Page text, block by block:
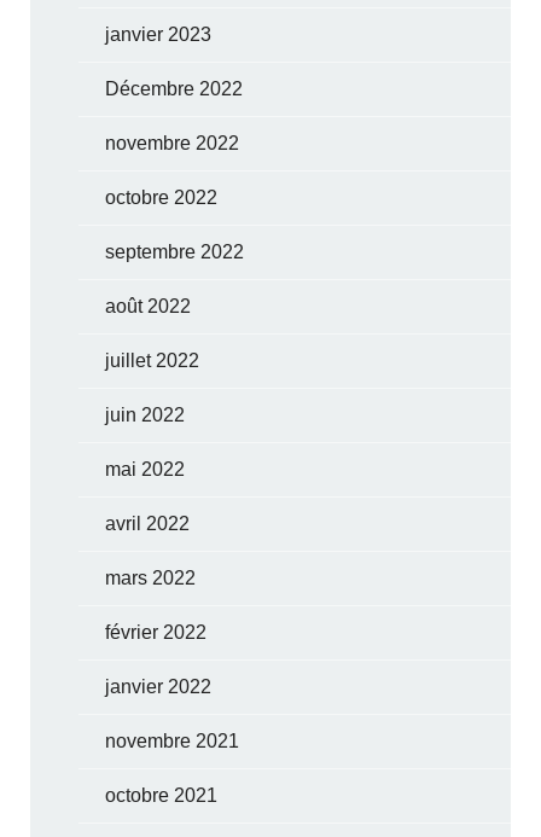
janvier 2023
Décembre 2022
novembre 2022
octobre 2022
septembre 2022
août 2022
juillet 2022
juin 2022
mai 2022
avril 2022
mars 2022
février 2022
janvier 2022
novembre 2021
octobre 2021